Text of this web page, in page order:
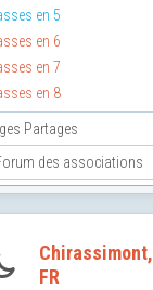
en 5
en 6
en 7
en 8
Partages
des associations
Chirassimont,
FR